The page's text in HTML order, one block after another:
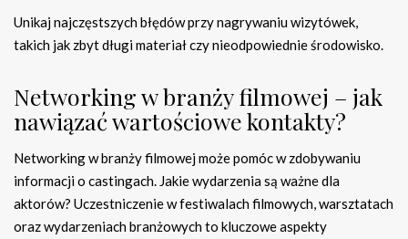
Unikaj najczęstszych błędów przy nagrywaniu wizytówek,
takich jak zbyt długi materiał czy nieodpowiednie środowisko.
Networking w branży filmowej – jak
nawiązać wartościowe kontakty?
Networking w branży filmowej może pomóc w zdobywaniu
informacji o castingach. Jakie wydarzenia są ważne dla
aktorów? Uczestniczenie w festiwalach filmowych, warsztatach
oraz wydarzeniach branżowych to kluczowe aspekty